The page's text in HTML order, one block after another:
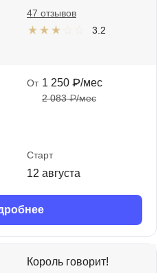
3.2
47 отзывов
От 1 250 ₽/мес
2 083 ₽/мес
Старт
12 августа
Король говорит!